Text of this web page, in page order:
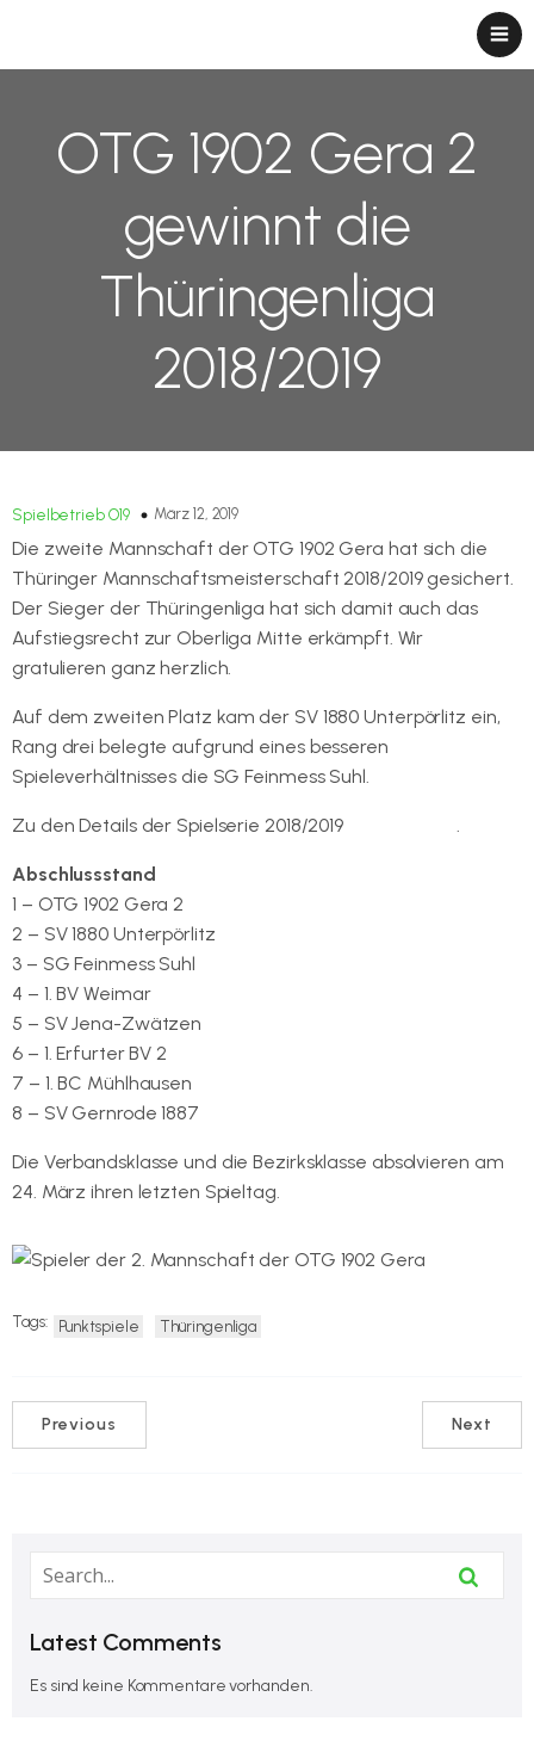
OTG 1902 Gera 2
gewinnt die
Thüringenliga
2018/2019
Spielbetrieb O19 März 12, 2019
Die zweite Mannschaft der OTG 1902 Gera hat sich die
Thüringer Mannschaftsmeisterschaft 2018/2019 gesichert.
Der Sieger der Thüringenliga hat sich damit auch das
Aufstiegsrecht zur Oberliga Mitte erkämpft. Wir
gratulieren ganz herzlich.
Auf dem zweiten Platz kam der SV 1880 Unterpörlitz ein,
Rang drei belegte aufgrund eines besseren
Spieleverhältnisses die SG Feinmess Suhl.
Zu den Details der Spielserie 2018/2019 .
Abschlussstand
1 – OTG 1902 Gera 2
2 – SV 1880 Unterpörlitz
3 – SG Feinmess Suhl
4 – 1. BV Weimar
5 – SV Jena-Zwätzen
6 – 1. Erfurter BV 2
7 – 1. BC Mühlhausen
8 – SV Gernrode 1887
Die Verbandsklasse und die Bezirksklasse absolvieren am
24. März ihren letzten Spieltag.
Tags: Punktspiele Thüringenliga
Previous Next
Latest Comments
Es sind keine Kommentare vorhanden.